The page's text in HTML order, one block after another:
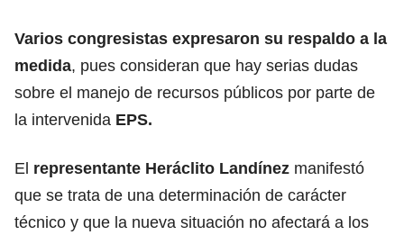
Varios congresistas expresaron su respaldo a la
medida, pues consideran que hay serias dudas
sobre el manejo de recursos públicos por parte de
la intervenida EPS.
El representante Heráclito Landínez manifestó
que se trata de una determinación de carácter
técnico y que la nueva situación no afectará a los